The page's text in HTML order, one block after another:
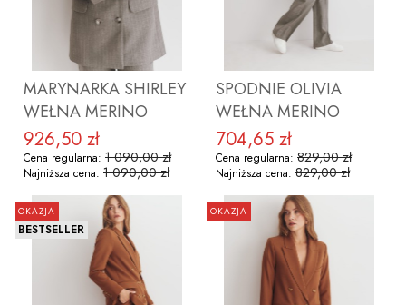
MARYNARKA SHIRLEY
WEŁNA MERINO
Cena promocyjna
926,50 zł
Cena regularna: 1 090,00 zł
Najniższa cena: 1 090,00 zł
SPODNIE OLIVIA
WEŁNA MERINO
Cena promocyjna
704,65 zł
Cena regularna: 829,00 zł
Najniższa cena: 829,00 zł
OKAZJA
BESTSELLER
OKAZJA